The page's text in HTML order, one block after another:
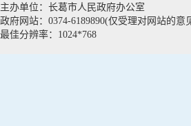
主办单位：长葛市人民政府办公室
政府网站：0374-6189890(仅受理对网站的
最佳分辨率：1024*768